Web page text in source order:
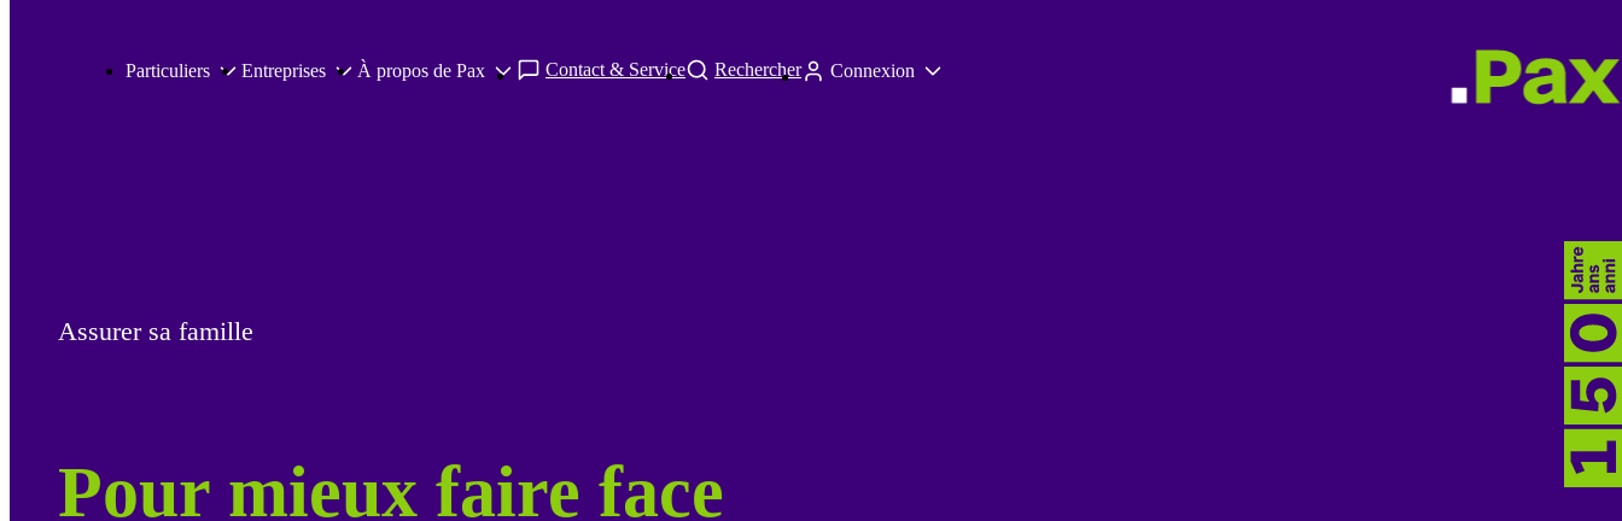
Particuliers Entreprises À propos de Pax Contact & Service Rechercher Connexion
Assurer sa famille
Pour mieux faire face